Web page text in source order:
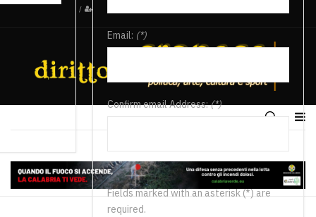
/
Email: (*)
Confirm email Address:(*)
Fields marked with an asterisk (*) are
required.